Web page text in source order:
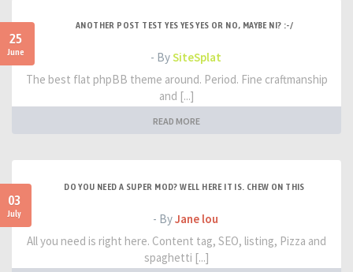
25
June
ANOTHER POST TEST YES YES YES OR NO, MAYBE NI? :-/
- BySiteSplat
The best flat phpBB theme around. Period. Fine craftmanship
and [...]
READ MORE
03
July
DO YOU NEED A SUPER MOD? WELL HERE IT IS. CHEW ON THIS
- ByJane lou
All you need is right here. Content tag, SEO, listing, Pizza and
spaghetti [...]